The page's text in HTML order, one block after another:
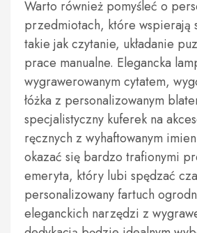
Warto również pomyśleć o
przedmiotach, które wspierają
takie jak czytanie, układanie
prace manualne. Elegancka
wygrawerowanym cytatem,
łóżka z personalizowanym
specjalistyczny kuferek na
ręcznych z wyhaftowanym
okazać się bardzo trafionymi
emeryta, który lubi spędzać
personalizowany fartuch
eleganckich narzędzi z